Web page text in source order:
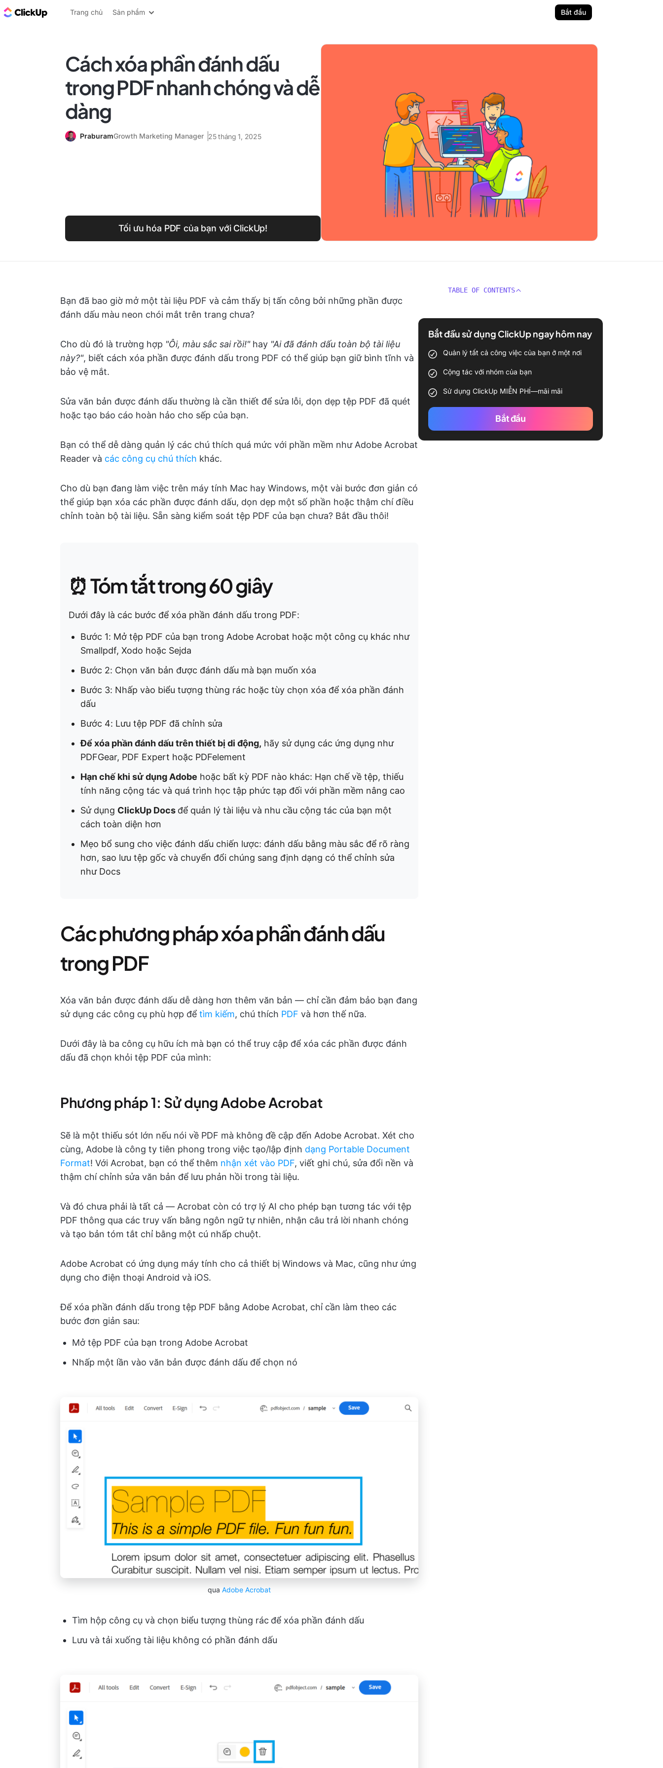
ClickUp Blog
Trang chủ Sản phẩm Bắt đầu
Cách xóa phần đánh dấu
trong PDF nhanh chóng và dễ
dàng
PraburamGrowth Marketing Manager 25 tháng 1, 2025
Tối ưu hóa PDF của bạn với ClickUp!
Bạn đã bao giờ mở một tài liệu PDF và cảm thấy bị tấn công bởi những phần được
đánh dấu màu neon chói mắt trên trang chưa?
Cho dù đó là trường hợp "Ôi, màu sắc sai rồi!"hay "Ai đã đánh dấu toàn bộ tài liệu
này?", biết cách xóa phần được đánh dấu trong PDF có thể giúp bạn giữ bình tĩnh và
bảo vệ mắt.
Sửa văn bản được đánh dấu thường là cần thiết để sửa lỗi, dọn dẹp tệp PDF đã quét
hoặc tạo báo cáo hoàn hảo cho sếp của bạn.
Bạn có thể dễ dàng quản lý các chú thích quá mức với phần mềm như Adobe Acrobat
Reader và các công cụ chú thích khác.
Cho dù bạn đang làm việc trên máy tính Mac hay Windows, một vài bước đơn giản có
thể giúp bạn xóa các phần được đánh dấu, dọn dẹp một số phần hoặc thậm chí điều
chỉnh toàn bộ tài liệu. Sẵn sàng kiểm soát tệp PDF của bạn chưa? Bắt đầu thôi!
⏰ Tóm tắt trong 60 giây
Dưới đây là các bước để xóa phần đánh dấu trong PDF:
Bước 1: Mở tệp PDF của bạn trong Adobe Acrobat hoặc một công cụ khác như
Smallpdf, Xodo hoặc Sejda
Bước 2: Chọn văn bản được đánh dấu mà bạn muốn xóa
Bước 3: Nhấp vào biểu tượng thùng rác hoặc tùy chọn xóa để xóa phần đánh
dấu
Bước 4: Lưu tệp PDF đã chỉnh sửa
Để xóa phần đánh dấu trên thiết bị di động, hãy sử dụng các ứng dụng như
PDFGear, PDF Expert hoặc PDFelement
Hạn chế khi sử dụng Adobe hoặc bất kỳ PDF nào khác: Hạn chế về tệp, thiếu
tính năng cộng tác và quá trình học tập phức tạp đối với phần mềm nâng cao
Sử dụng ClickUp Docs để quản lý tài liệu và nhu cầu cộng tác của bạn một
cách toàn diện hơn
Mẹo bổ sung cho việc đánh dấu chiến lược: đánh dấu bằng màu sắc để rõ ràng
hơn, sao lưu tệp gốc và chuyển đổi chúng sang định dạng có thể chỉnh sửa
như Docs
Các phương pháp xóa phần đánh dấu
trong PDF
Xóa văn bản được đánh dấu dễ dàng hơn thêm văn bản — chỉ cần đảm bảo bạn đang
sử dụng các công cụ phù hợp để tìm kiếm, chú thích PDF và hơn thế nữa.
Dưới đây là ba công cụ hữu ích mà bạn có thể truy cập để xóa các phần được đánh
dấu đã chọn khỏi tệp PDF của mình:
Phương pháp 1: Sử dụng Adobe Acrobat
Sẽ là một thiếu sót lớn nếu nói về PDF mà không đề cập đến Adobe Acrobat. Xét cho
cùng, Adobe là công ty tiên phong trong việc tạo/lập định dạng Portable Document
Format! Với Acrobat, bạn có thể thêm nhận xét vào PDF, viết ghi chú, sửa đổi nền và
thậm chí chỉnh sửa văn bản để lưu phản hồi trong tài liệu.
Và đó chưa phải là tất cả — Acrobat còn có trợ lý AI cho phép bạn tương tác với tệp
PDF thông qua các truy vấn bằng ngôn ngữ tự nhiên, nhận câu trả lời nhanh chóng
và tạo bản tóm tắt chỉ bằng một cú nhấp chuột.
Adobe Acrobat có ứng dụng máy tính cho cả thiết bị Windows và Mac, cũng như ứng
dụng cho điện thoại Android và iOS.
Để xóa phần đánh dấu trong tệp PDF bằng Adobe Acrobat, chỉ cần làm theo các
bước đơn giản sau:
Mở tệp PDF của bạn trong Adobe Acrobat
Nhấp một lần vào văn bản được đánh dấu để chọn nó
qua Adobe Acrobat
Tìm hộp công cụ và chọn biểu tượng thùng rác để xóa phần đánh dấu
Lưu và tải xuống tài liệu không có phần đánh dấu
TABLE OF CONTENTS
Bắt đầu sử dụng ClickUp ngay hôm nay
Quản lý tất cả công việc của bạn ở một nơi
Cộng tác với nhóm của bạn
Sử dụng ClickUp MIỄN PHÍ—mãi mãi
Bắt đầu